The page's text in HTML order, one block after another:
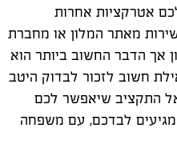
לכם אטרקציות אחרות
מאתר המלון או מחברת
אך הדבר החשוב ביותר הוא
חשוב לזכור לבדוק היטב
התקציב שיאפשר לכם
לבדכם, עם משפחה